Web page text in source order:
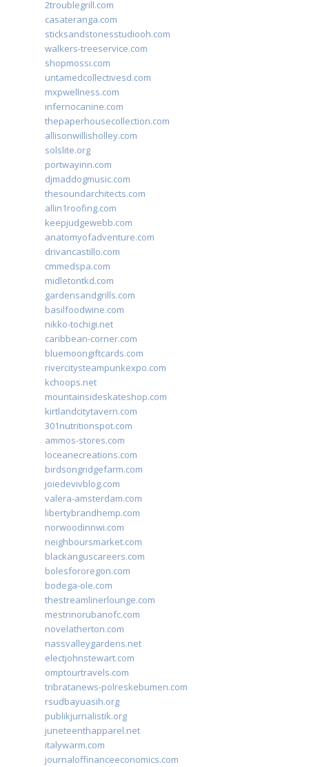
2troublegrill.com
casateranga.com
sticksandstonesstudiooh.com
walkers-treeservice.com
shopmossi.com
untamedcollectivesd.com
mxpwellness.com
infernocanine.com
thepaperhousecollection.com
allisonwillisholley.com
solslite.org
portwayinn.com
djmaddogmusic.com
thesoundarchitects.com
allin1roofing.com
keepjudgewebb.com
anatomyofadventure.com
drivancastillo.com
cmmedspa.com
midletontkd.com
gardensandgrills.com
basilfoodwine.com
nikko-tochigi.net
caribbean-corner.com
bluemoongiftcards.com
rivercitysteampunkexpo.com
kchoops.net
mountainsideskateshop.com
kirtlandcitytavern.com
301nutritionspot.com
ammos-stores.com
loceanecreations.com
birdsongridgefarm.com
joiedevivblog.com
valera-amsterdam.com
libertybrandhemp.com
norwoodinnwi.com
neighboursmarket.com
blackanguscareers.com
bolesfororegon.com
bodega-ole.com
thestreamlinerlounge.com
mestrinorubanofc.com
novelatherton.com
nassvalleygardens.net
electjohnstewart.com
omptourtravels.com
tribratanews-polreskebumen.com
rsudbayuasih.org
publikjurnalistik.org
juneteenthapparel.net
italywarm.com
journaloffinanceeconomics.com